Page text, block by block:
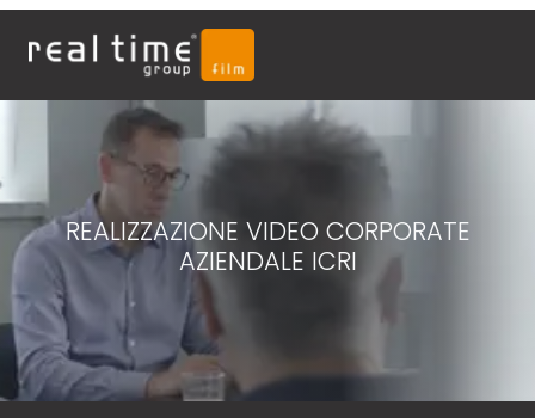
REALIZZAZIONE VIDEO CORPORATE
AZIENDALE ICRI